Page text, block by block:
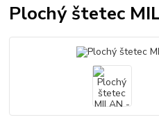
Plochý štetec